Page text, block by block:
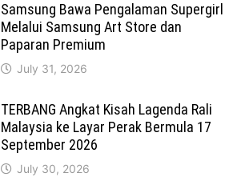
Samsung Bawa Pengalaman Supergirl
Melalui Samsung Art Store dan
Paparan Premium
July 31, 2026
TERBANG Angkat Kisah Lagenda Rali
Malaysia ke Layar Perak Bermula 17
September 2026
July 30, 2026